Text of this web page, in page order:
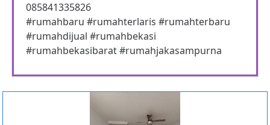
085841335826
#rumahbaru #rumahterlaris #rumahterbaru
#rumahdijual #rumahbekasi
#rumahbekasibarat #rumahjakasampurna